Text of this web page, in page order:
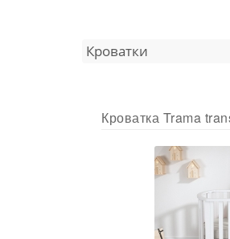
Кроватки
Кроватка Trama